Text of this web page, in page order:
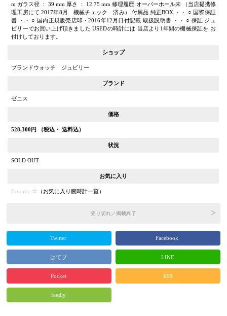
m ガラス径 ： 39 mm 厚さ ： 12.75 mm 修理履歴 オーバーホール未 （当店提携修
理工房にて 2017年8月 機械チェック 済み） 付属品 純正BOX ・・ ○ 国際保証
書 ・・ ○ 国内正規販売店印・2016年12月日付記載 取扱説明書 ・・ ○ 保証 ジュ
ビリーでお買い上げ頂きました USEDの時計には 当店より1年間の機械保証を お
付けしております。
ショップ
ブランドウォッチ ジュビリー
ブランド
ゼニス
価格
528,300 円 （税込・ 送料込）
状況
SOLD OUT
お気に入り
Favorite （お気に入り腕時計一覧）
売り切れ／掲載終了
Twitter Facebook
はてブ LINE
Pocket RSS
feedly